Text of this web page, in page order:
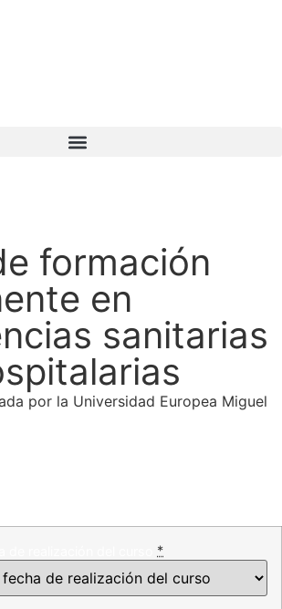
formación
en
sanitarias
por la Universidad Europea Miguel
*